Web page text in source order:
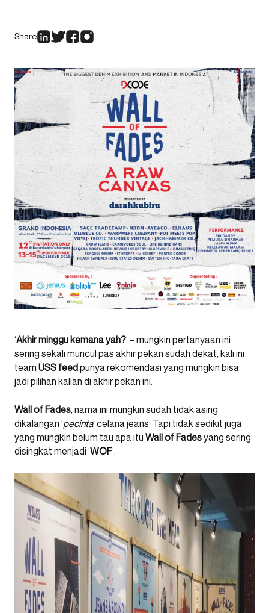
Share
‘Akhir minggu kemana yah?‘ – mungkin pertanyaan ini
sering sekali muncul pas akhir pekan sudah dekat, kali ini
team USS feedpunya rekomendasi yang mungkin bisa
jadi pilihan kalian di akhir pekan ini.
Wall of Fades, nama ini mungkin sudah tidak asing
dikalangan ‘pecinta‘ celana jeans. Tapi tidak sedikit juga
yang mungkin belum tau apa itu Wall of Fadesyang sering
disingkat menjadi ‘WOF‘.